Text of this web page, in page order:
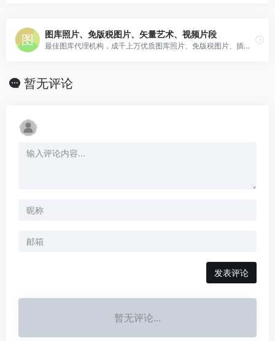
图库照片、免版税图片、矢量艺术、视频片段
最佳图库代理机构，成千上万优质图库照片、免版税图片、插图和矢量艺术，价格合理。
暂无评论
发表评论
暂无评论...